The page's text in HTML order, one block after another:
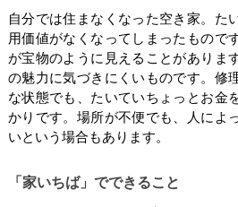
自分では住まなくなった空き家。た
用価値がなくなってしまったもので
が宝物のように見えることがありま
の魅力に気づきにくいものです。修
な状態でも、たいていちょっとお金
かりです。場所が不便でも、人によ
いという場合もあります。
「家いちば」でできること